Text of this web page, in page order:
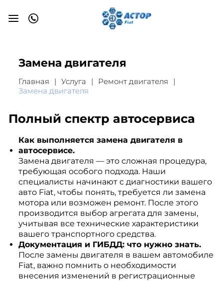
Замена двигателя
Главная Услуга
Ремонт двигателя
Замена двигателя
Полный спектр автосервиса
Как выполняется замена двигателя в
автосервисе.
Замена двигателя — это сложная процедура,
требующая особого подхода. Наши
специалисты начинают с диагностики вашего
авто Fiat, чтобы понять, требуется ли замена
мотора или возможен ремонт. После этого
производится выбор агрегата для замены,
учитывая все технические характеристики
вашего транспортного средства.
Документация и ГИБДД: что нужно знать.
После замены двигателя в вашем автомобиле
Fiat, важно помнить о необходимости
внесения изменений в регистрационные